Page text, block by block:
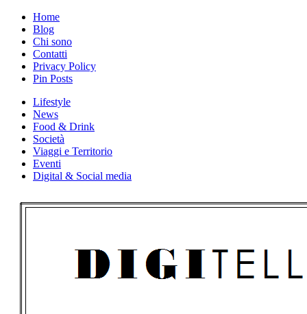
Skip
content
Home
Blog
Chi sono
Contatti
Privacy Policy
Pin Posts
Lifestyle
News
Food & Drink
Società
Viaggi e Territorio
Eventi
Digital & Social media